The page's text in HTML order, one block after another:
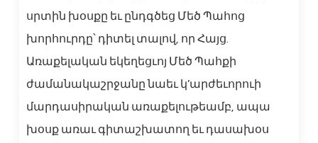
սրտին խօսքը եւ ընդգծեց Մեծ Պահոց
խորհուրդը՝ դիտել տալով, որ Հայց.
Առաքելական եկեղեցւոյ Մեծ Պահքի
ժամանակաշրջանը նաեւ կ’արժեւորուի
մարդասիրական առաքելութեամբ, ապա
խօսք առաւ գիտաշխատող եւ դասախօս